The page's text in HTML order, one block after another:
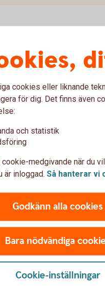
enkelt,
Bokio
cookies eller liknande
för dig. Det finns även
och statistik
medgivande när du
är inloggad. Så hanterar vi
Godkänn alla cookies
Bara nödvändiga
Cookie-inställningar